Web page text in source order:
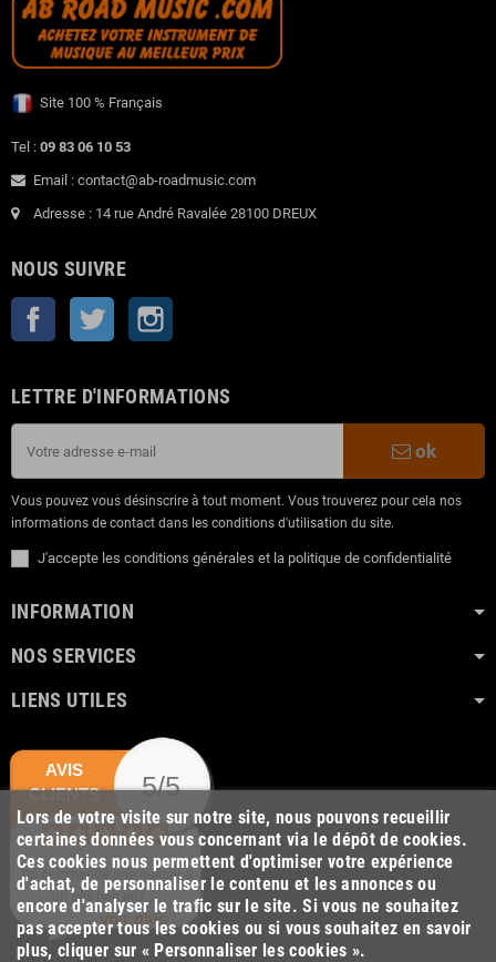
Site 100 % Français
Tel : 09 83 06 10 53
Email : contact@ab-roadmusic.com
Adresse : 14 rue André Ravalée 28100 DREUX
NOUS SUIVRE
Facebook Twitter
LETTRE D'INFORMATIONS
ok
Vous pouvez vous désinscrire à tout moment. Vous trouverez pour cela nos
informations de contact dans les conditions d'utilisation du site.
J'accepte les conditions générales et la politique de confidentialité
INFORMATION
NOS SERVICES
LIENS UTILES
Lors de votre visite sur notre site, nous pouvons recueillir
certaines données vous concernant via le dépôt de cookies.
Ces cookies nous permettent d'optimiser votre expérience
d'achat, de personnaliser le contenu et les annonces ou
encore d'analyser le trafic sur le site. Si vous ne souhaitez
pas accepter tous les cookies ou si vous souhaitez en savoir
plus, cliquer sur « Personnaliser les cookies ».
AVIS
CLIENTS
5/5
J'ai commandé une guitare à
un très bon prix....
voir plus